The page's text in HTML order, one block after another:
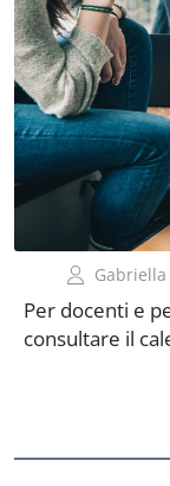
Per docenti e
consultare il